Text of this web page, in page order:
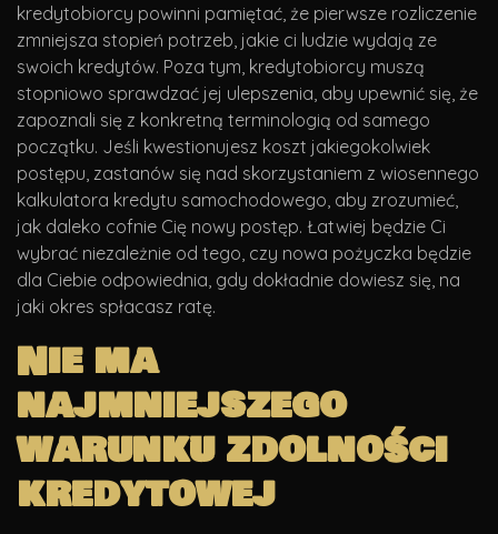
kredytobiorcy powinni pamiętać, że pierwsze rozliczenie
zmniejsza stopień potrzeb, jakie ci ludzie wydają ze
swoich kredytów. Poza tym, kredytobiorcy muszą
stopniowo sprawdzać jej ulepszenia, aby upewnić się, że
zapoznali się z konkretną terminologią od samego
początku. Jeśli kwestionujesz koszt jakiegokolwiek
postępu, zastanów się nad skorzystaniem z wiosennego
kalkulatora kredytu samochodowego, aby zrozumieć,
jak daleko cofnie Cię nowy postęp. Łatwiej będzie Ci
wybrać niezależnie od tego, czy nowa pożyczka będzie
dla Ciebie odpowiednia, gdy dokładnie dowiesz się, na
jaki okres spłacasz ratę.
Nie ma
najmniejszego
warunku zdolności
kredytowej